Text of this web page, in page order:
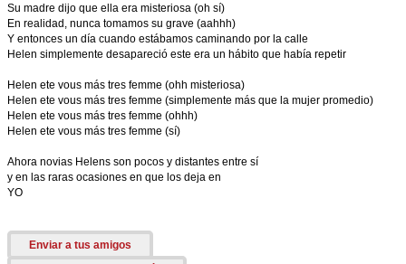
Su madre dijo que ella era misteriosa (oh sí)
En realidad, nunca tomamos su grave (aahhh)
Y entonces un día cuando estábamos caminando por la calle
Helen simplemente desapareció este era un hábito que había repetir
Helen ete vous más tres femme (ohh misteriosa)
Helen ete vous más tres femme (simplemente más que la mujer promedio)
Helen ete vous más tres femme (ohhh)
Helen ete vous más tres femme (sí)
Ahora novias Helens son pocos y distantes entre sí
y en las raras ocasiones en que los deja en
YO
Enviar a tus amigos